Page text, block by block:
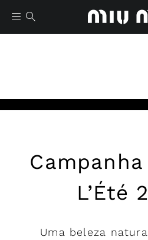
Lista de
L’Été
Uma beleza